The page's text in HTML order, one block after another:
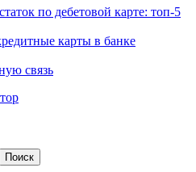
по дебетовой карте: топ-5
карты в банке
связь
Поиск